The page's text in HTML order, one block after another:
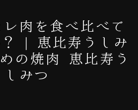
肉を食べ比べて
？ | 恵比寿うしみ
の焼肉 恵比寿う
しみつ